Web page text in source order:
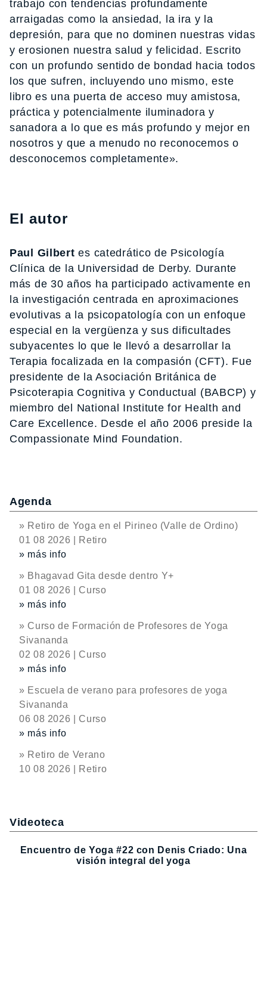
trabajo con tendencias profundamente
arraigadas como la ansiedad, la ira y la
depresión, para que no dominen nuestras vidas
y erosionen nuestra salud y felicidad. Escrito
con un profundo sentido de bondad hacia todos
los que sufren, incluyendo uno mismo, este
libro es una puerta de acceso muy amistosa,
práctica y potencialmente iluminadora y
sanadora a lo que es más profundo y mejor en
nosotros y que a menudo no reconocemos o
desconocemos completamente».
El autor
Paul Gilbert es catedrático de Psicología
Clínica de la Universidad de Derby. Durante
más de 30 años ha participado activamente en
la investigación centrada en aproximaciones
evolutivas a la psicopatología con un enfoque
especial en la vergüenza y sus dificultades
subyacentes lo que le llevó a desarrollar la
Terapia focalizada en la compasión (CFT). Fue
presidente de la Asociación Británica de
Psicoterapia Cognitiva y Conductual (BABCP) y
miembro del National Institute for Health and
Care Excellence. Desde el año 2006 preside la
Compassionate Mind Foundation.
Agenda
» Retiro de Yoga en el Pirineo (Valle de Ordino)
01 08 2026 | Retiro
» más info
» Bhagavad Gita desde dentro Y+
01 08 2026 | Curso
» más info
» Curso de Formación de Profesores de Yoga
Sivananda
02 08 2026 | Curso
» más info
» Escuela de verano para profesores de yoga
Sivananda
06 08 2026 | Curso
» más info
» Retiro de Verano
10 08 2026 | Retiro
Videoteca
Encuentro de Yoga #22 con Denis Criado: Una
visión integral del yoga